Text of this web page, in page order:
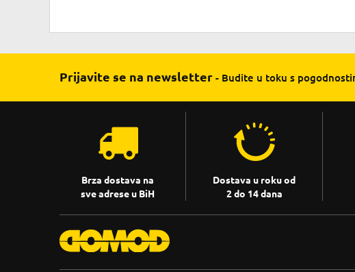
Prijavite se na newsletter - Budite u toku s
Brza dostava na
sve adrese u BiH
Dostava u roku od
2 do 14 dana